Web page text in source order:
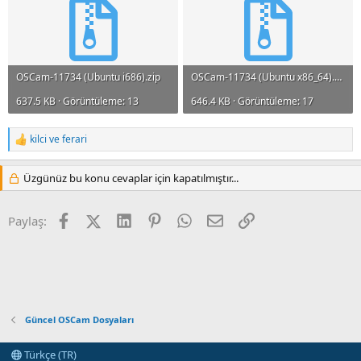
OSCam-11734 (Ubuntu i686).zip
637.5 KB · Görüntüleme: 13
OSCam-11734 (Ubuntu x86_64).zip
646.4 KB · Görüntüleme: 17
T
e
p
k
e
kilci veferari
Üzgünüz bu konu cevaplar için kapatılmıştır...
Paylaş: FacebookX (Twitter)
LinkedInPinterestWhatsApp
E-postaLink
Güncel OSCam Dosyaları
Türkçe (TR)